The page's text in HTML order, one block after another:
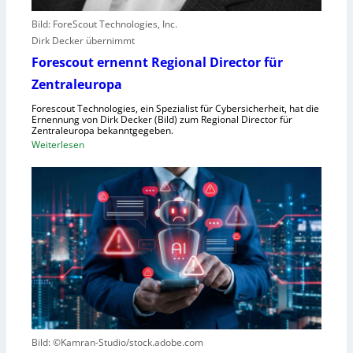
b
e
n
V
o
w
ü
r
e
g
e
n
S
c
h
l
e
Bild: ForeScout Technologies, Inc.
Dirk Decker übernimmt
Forescout ernennt Regional Director für
Zentraleuropa
Forescout Technologies, ein Spezialist für Cybersicherheit, hat die
Ernennung von Dirk Decker (Bild) zum Regional Director für
Zentraleuropa bekanntgegeben.
Weiterlesen:
r
e
s
c
o
u
t
e
r
n
Bild: ©Kamran-Studio/stock.adobe.com